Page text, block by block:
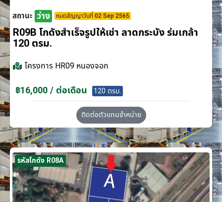
สถานะ ว่าง หมดสัญญาวันที่ 02 Sep 2565
R09B โกดังสำเร็จรูปให้เช่า ลาดกระบัง​ ร่มเกล้า
120 ตรม.
โครงการ HR09 หนองจอก
฿16,000 / ต่อเดือน 120 ตรม.
ติดต่อตัวแทนจำหน่าย
รหัสโกดัง R08A